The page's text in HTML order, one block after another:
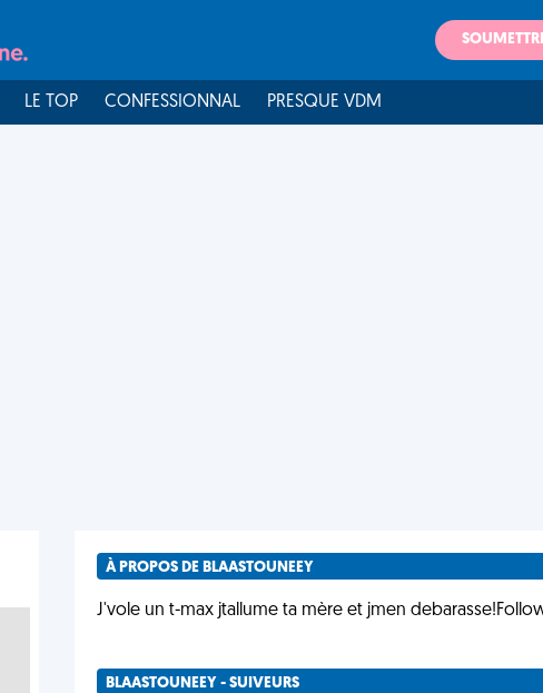
LE TOP CONFESSIONNAL PRESQUE VDM
À PROPOS DE BLAASTOUNEEY
J'vole un t-max jtallume ta mère et jmen
BLAASTOUNEEY - SUIVEURS